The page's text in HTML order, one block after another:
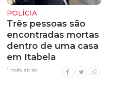
POLÍCIA
Três pessoas são
encontradas mortas
dentro de uma casa
em Itabela
1 mês atrás